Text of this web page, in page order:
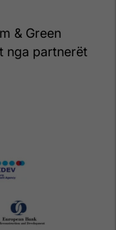
& Green
nga partnerët